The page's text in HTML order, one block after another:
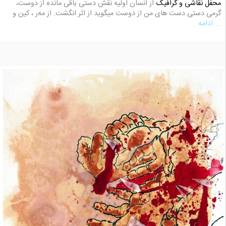
محفل نقاشی و گرافیک از انسان اولیه نقش دستی باقی مانده از دوست،
گرمی دستی دست های من از دوست میگوید از اثر انگشت. از مه‌ر ، کین و
... ادامه